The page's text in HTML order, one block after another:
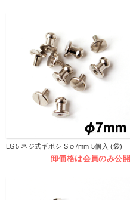
LG5 ネジ式ギボシ S φ7mm 5個入 (袋)
卸価格は会員のみ公開